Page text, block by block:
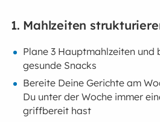
1. Mahlzeiten
Plane 3 Hauptmahlzeiten und
gesunde Snacks
Bereite Deine Gerichte am
Du unter der Woche immer
griffbereit hast